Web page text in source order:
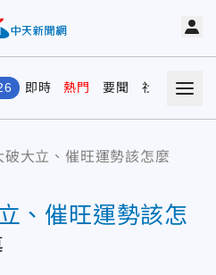
即時 熱門 要聞 社會 娛樂
破大立、催旺運勢該怎麼
、催旺運勢該怎